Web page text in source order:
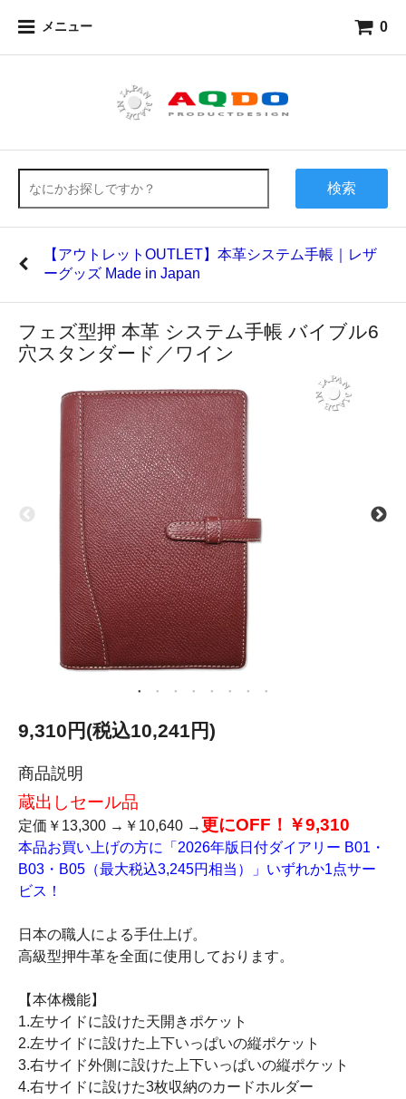
メニュー 0
検索
【アウトレットOUTLET】本革システム手帳｜レザ
ーグッズ Made in Japan
フェズ型押 本革 システム手帳 バイブル6
穴スタンダード／ワイン
9,310円(税込10,241円)
商品説明
蔵出しセール品
定価￥13,300 →￥10,640 →更にOFF！￥9,310
本品お買い上げの方に「2026年版日付ダイアリー B01・
B03・B05（最大税込3,245円相当）」いずれか1点サー
ビス！
日本の職人による手仕上げ。
高級型押牛革を全面に使用しております。
【本体機能】
1.左サイドに設けた天開きポケット
2.左サイドに設けた上下いっぱいの縦ポケット
3.右サイド外側に設けた上下いっぱいの縦ポケット
4.右サイドに設けた3枚収納のカードホルダー